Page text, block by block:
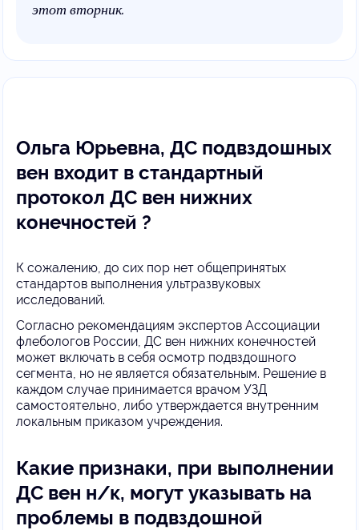
этот вторник.
Ольга Юрьевна, ДС подвздошных
вен входит в стандартный
протокол ДС вен нижних
конечностей ?
К сожалению, до сих пор нет общепринятых
стандартов выполнения ультразвуковых
исследований.
Согласно рекомендациям экспертов Ассоциации
флебологов России, ДС вен нижних конечностей
может включать в себя осмотр подвздошного
сегмента, но не является обязательным. Решение в
каждом случае принимается врачом УЗД
самостоятельно, либо утверждается внутренним
локальным приказом учреждения.
Какие признаки, при выполнении
ДС вен н/к, могут указывать на
проблемы в подвздошной